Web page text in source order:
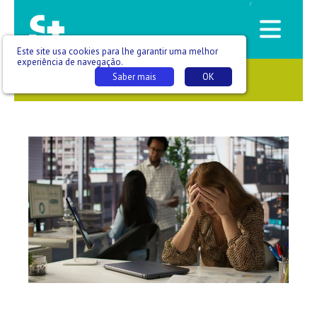
/
SAÚDE QUE SE VÊ
Este site usa cookies para lhe garantir uma melhor
experiência de navegação.
OK
Saber mais